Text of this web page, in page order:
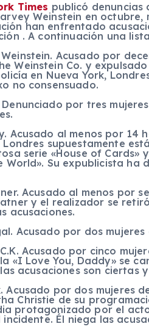
Times publicó denuncias
Weinstein en octubre,
han enfrentado
. A continuación una
Acusado por
Weinstein Co. y
en Nueva York,
no consensuado.
por tres
Acusado al menos por
supuestamente
serie «House of Cards»
World». Su expublicista
Acusado al menos por
y el realizador se
acusaciones.
Acusado por dos
Acusado por cinco
«I Love You, Daddy» se
acusaciones son ciertas
Acusado por dos mujeres
Christie de su
protagonizado por el
Él niega las